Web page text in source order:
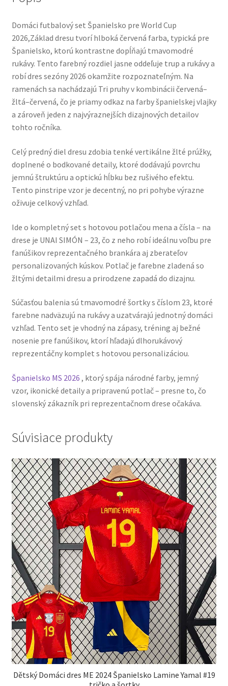
Domáci futbalový set Španielsko pre World Cup
2026,Základ dresu tvorí hlboká červená farba, typická pre
Španielsko, ktorú kontrastne dopĺňajú tmavomodré
rukávy. Tento farebný rozdiel jasne oddeľuje trup a rukávy a
robí dres sezóny 2026 okamžite rozpoznateľným. Na
ramenách sa nachádzajú Tri pruhy v kombinácii červená–
žltá–červená, čo je priamy odkaz na farby španielskej vlajky
a zároveň jeden z najvýraznejších dizajnových detailov
tohto ročníka.
Celý predný diel dresu zdobia tenké vertikálne žlté prúžky,
doplnené o bodkované detaily, ktoré dodávajú povrchu
jemnú štruktúru a optickú hĺbku bez rušivého efektu.
Tento pinstripe vzor je decentný, no pri pohybe výrazne
oživuje celkový vzhľad.
Ide o kompletný set s hotovou potlačou mena a čísla – na
drese je UNAI SIMÓN – 23, čo z neho robí ideálnu voľbu pre
fanúšikov reprezentačného brankára aj zberateľov
personalizovaných kúskov. Potlač je farebne zladená so
žltými detailmi dresu a prirodzene zapadá do dizajnu.
Súčasťou balenia sú tmavomodré šortky s číslom 23, ktoré
farebne nadväzujú na rukávy a uzatvárajú jednotný domáci
vzhľad. Tento set je vhodný na zápasy, tréning aj bežné
nosenie pre fanúšikov, ktorí hľadajú dlhorukávový
reprezentáčny komplet s hotovou personalizáciou.
Španielsko MS 2026 , ktorý spája národné farby, jemný
vzor, ikonické detaily a pripravenú potlač – presne to, čo
slovenský zákazník pri reprezentačnom drese očakáva.
Súvisiace produkty
Dětský Domáci dres ME 2024 Španielsko Lamine Yamal #19